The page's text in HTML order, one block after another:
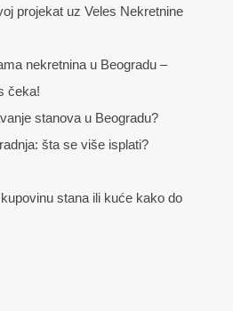
projekat uz Veles Nekretnine
nekretnina u Beogradu –
čeka!
stanova u Beogradu?
šta se više isplati?
stana ili kuće kako do